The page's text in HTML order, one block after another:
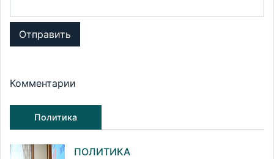
Отправить
Комментарии
Политика
ПОЛИТИКА